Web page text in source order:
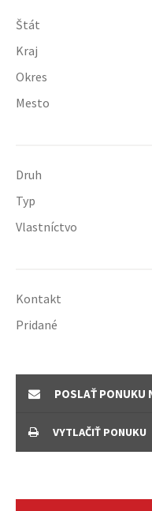
Štát
Kraj
Okres
Mesto
Druh
Typ
Vlastníctvo
Kontakt
Pridané
POSLAŤ PONUKU
VYTLAČIŤ PONUKU